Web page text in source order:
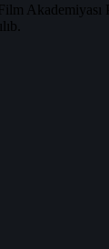
Akademiyası